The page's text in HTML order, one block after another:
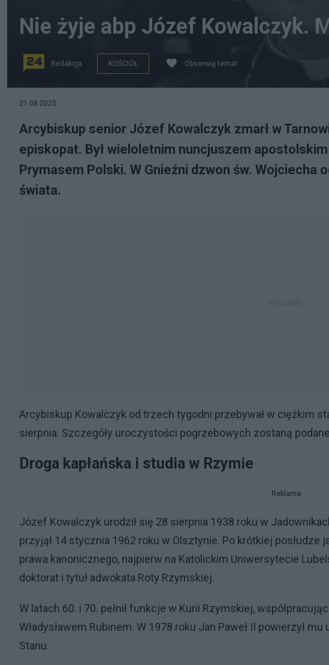
Nie żyje abp Józef Kowalczyk.
Redakcja KOŚCIÓŁ Obserwuj temat
21.08.2025
Arcybiskup senior Józef Kowalczyk zmarł w
episkopat. Był wieloletnim nuncjuszem
Prymasem Polski. W Gnieźni dzwon św. Wojciecha
świata.
Arcybiskup Kowalczyk od trzech tygodni przebywał w ciężkim
sierpnia. Szczegóły uroczystości pogrzebowych zostaną
Droga kapłańska i studia w Rzymie
Reklama
Józef Kowalczyk urodził się 28 sierpnia 1938 roku w
przyjął 14 stycznia 1962 roku w Olsztynie. Po krótkiej posłudze
prawa kanonicznego, najpierw na Katolickim Uniwersytecie
doktorat i tytuł adwokata Roty Rzymskiej.
W latach 60. i 70. pełnił funkcje w Kurii Rzymskiej,
Władysławem Rubinem. W 1978 roku Jan Paweł II powierzył
Stanu.